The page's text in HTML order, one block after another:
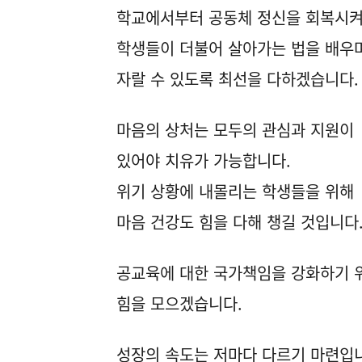
학교에서부터 공동체 정신을 회복시켜
학생들이 더불어 살아가는 법을 배우
자랄 수 있도록 최선을 다하겠습니다.
마음의 상처는 모두의 관심과 지원이
있어야 치유가 가능합니다.
위기 상황에 내몰리는 학생들을 위해
마음 건강도 힘을 다해 챙길 것입니다.
공교육에 대한 국가책임을 강화하기
힘을 모으겠습니다.
성장의 속도는 저마다 다르기 마련입